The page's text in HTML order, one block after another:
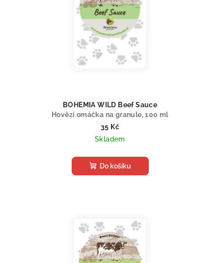
BOHEMIA WILD Beef Sauce
Hovězí omáčka na granule, 100 ml
35 Kč
Skladem
Do košíku